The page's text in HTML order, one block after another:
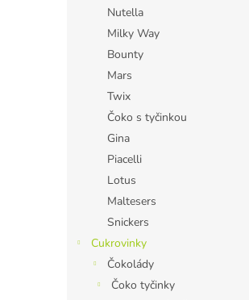
Nutella
Milky Way
Bounty
Mars
Twix
Čoko s tyčinkou
Gina
Piacelli
Lotus
Maltesers
Snickers
Cukrovinky
Čokolády
Čoko tyčinky